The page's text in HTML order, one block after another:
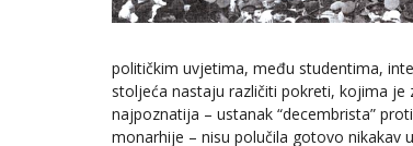
političkim uvjetima, među studentima,
stoljeća nastaju različiti pokreti, kojima je
najpoznatija – ustanak “decembrista”
monarhije – nisu polučila gotovo nikakav